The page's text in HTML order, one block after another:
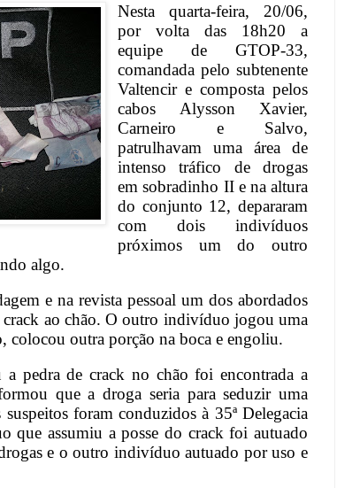
Nesta quarta-feira, 20/06,
por volta das 18h20 a
equipe de GTOP-33,
comandada pelo subtenente
Valtencir e composta pelos
cabos Alysson Xavier,
Carneiro e Salvo,
patrulhavam uma área de
intenso tráfico de drogas
em sobradinho II e na altura
do conjunto 12, depararam
com dois indivíduos
próximos um do outro
algo.
e na revista pessoal um dos abordados
crack ao chão. O outro indivíduo jogou uma
colocou outra porção na boca e engoliu.
pedra de crack no chão foi encontrada a
que a droga seria para seduzir uma
foram conduzidos à 35ª Delegacia
que assumiu a posse do crack foi autuado
e o outro indivíduo autuado por uso e